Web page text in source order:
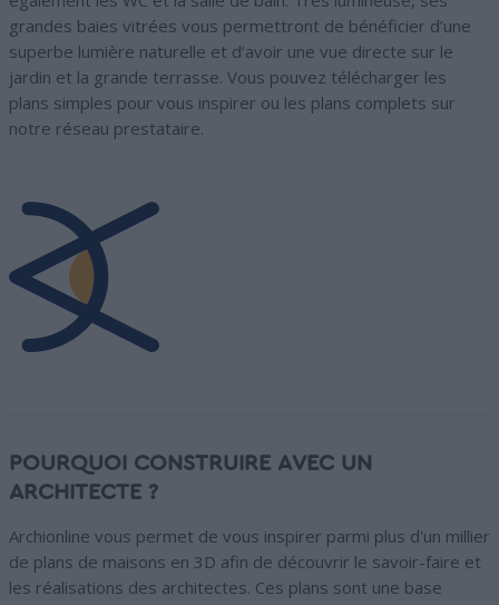
grandes baies vitrées vous permettront de bénéficier d’une
superbe lumière naturelle et d’avoir une vue directe sur le
jardin et la grande terrasse. Vous pouvez télécharger les
plans simples pour vous inspirer ou les plans complets sur
notre réseau prestataire.
POURQUOI CONSTRUIRE AVEC UN
ARCHITECTE ?
Archionline vous permet de vous inspirer parmi plus d'un millier
de plans de maisons en 3D afin de découvrir le savoir-faire et
les réalisations des architectes. Ces plans sont une base